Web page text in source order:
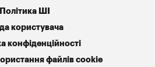
Політика ШІ
користувача
конфіденційності
файлів cookie